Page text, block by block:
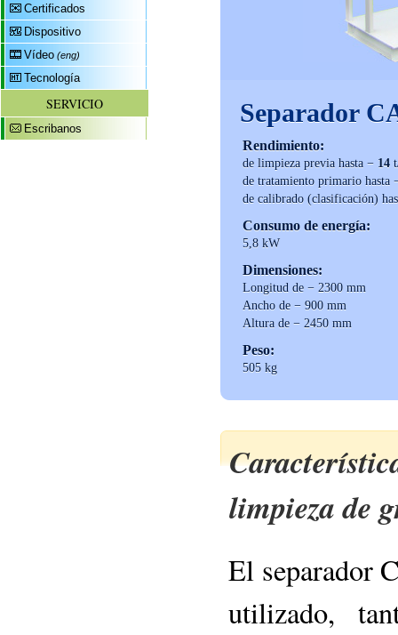
Certificados
Dispositivo
Vídeo (eng)
Tecnología
SERVICIO
Escribanos
Separador
Rendimiento:
de limpieza previa hasta − 14
de tratamiento primario hasta
de calibrado (clasificación)
Consumo de energía:
5,8 kW
Dimensiones:
Longitud de − 2300 mm
Ancho de − 900 mm
Altura de − 2450 mm
Peso:
505 kg
limpieza de
El separador
utilizado,